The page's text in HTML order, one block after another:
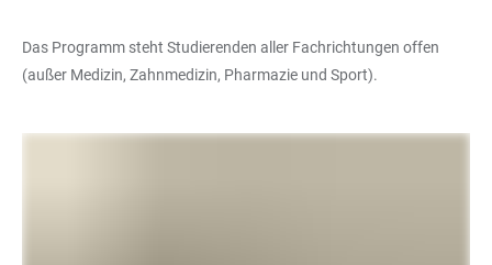
Das Programm steht Studierenden aller Fachrichtungen offen
(außer Medizin, Zahnmedizin, Pharmazie und Sport).